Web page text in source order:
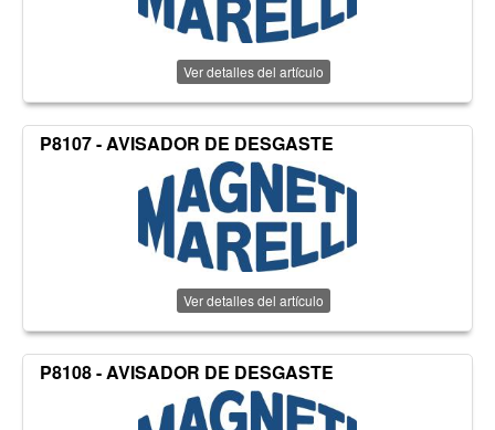
Ver detalles del artículo
P8107 - AVISADOR DE DESGASTE
Ver detalles del artículo
P8108 - AVISADOR DE DESGASTE